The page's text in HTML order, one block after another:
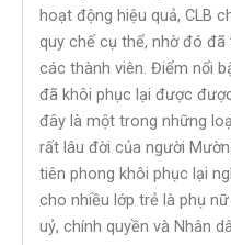
hoạt động hiệu quả, CLB
quy chế cụ thể, nhờ đó
các thành viên. Điểm nổi
đã khôi phục lại được
đây là một trong những
rất lâu đời của người
tiên phong khôi phục lại
cho nhiều lớp trẻ là phụ
uỷ, chính quyền và Nhân